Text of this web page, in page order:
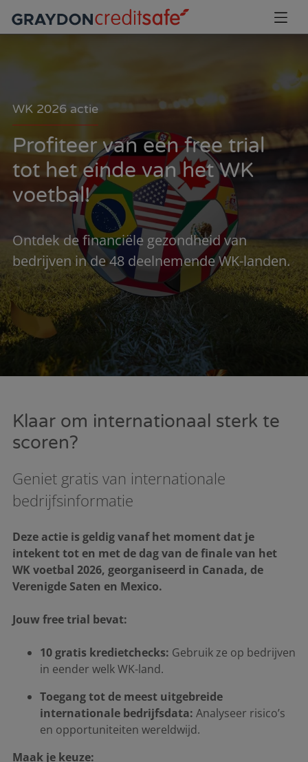
WK 2026 actie
Profiteer van een free trial
tot het einde van het WK
voetbal!
Ontdek de financiële gezondheid van
bedrijven in de 48 deelnemende WK-landen.
Klaar om internationaal sterk te
scoren?
Geniet gratis van internationale
bedrijfsinformatie
Deze actie is geldig vanaf het moment dat je
intekent tot en met de dag van de finale van het
WK voetbal 2026, georganiseerd in Canada, de
Verenigde Saten en Mexico.
Jouw free trial bevat:
10 gratis kredietchecks: Gebruik ze op bedrijven
in eender welk WK-land.
Toegang tot de meest uitgebreide
internationale bedrijfsdata: Analyseer risico’s
en opportuniteiten wereldwijd.
Maak je keuze: